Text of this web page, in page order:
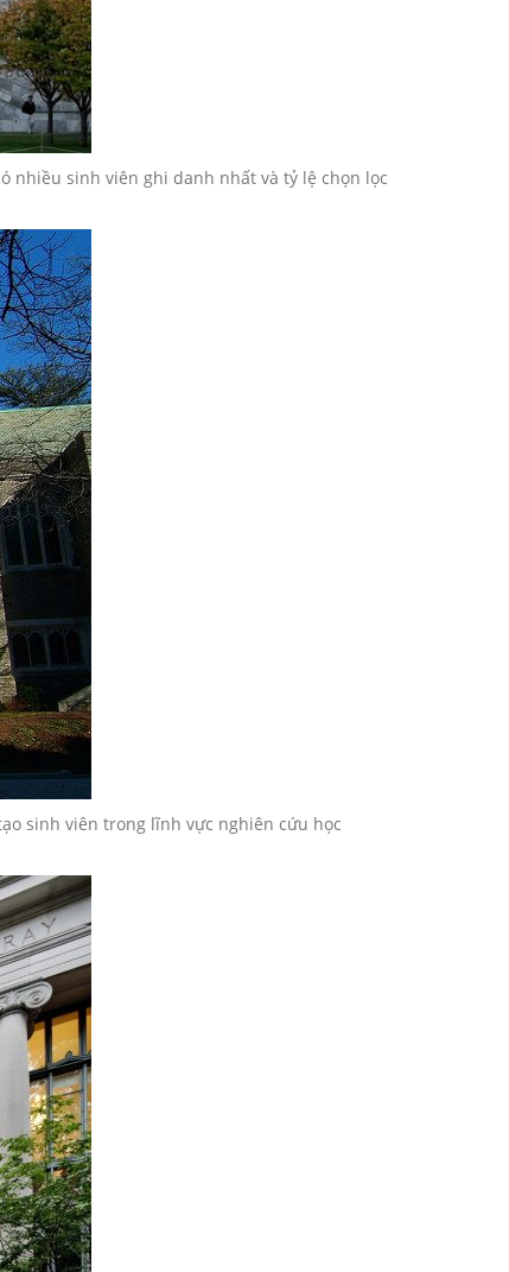
nhiều sinh viên ghi danh nhất và tỷ lệ chọn lọc
sinh viên trong lĩnh vực nghiên cứu học